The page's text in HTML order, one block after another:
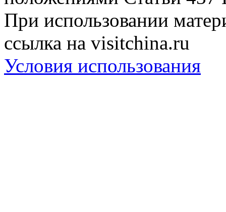
При использовании
ссылка на visitchina.ru
Условия использования